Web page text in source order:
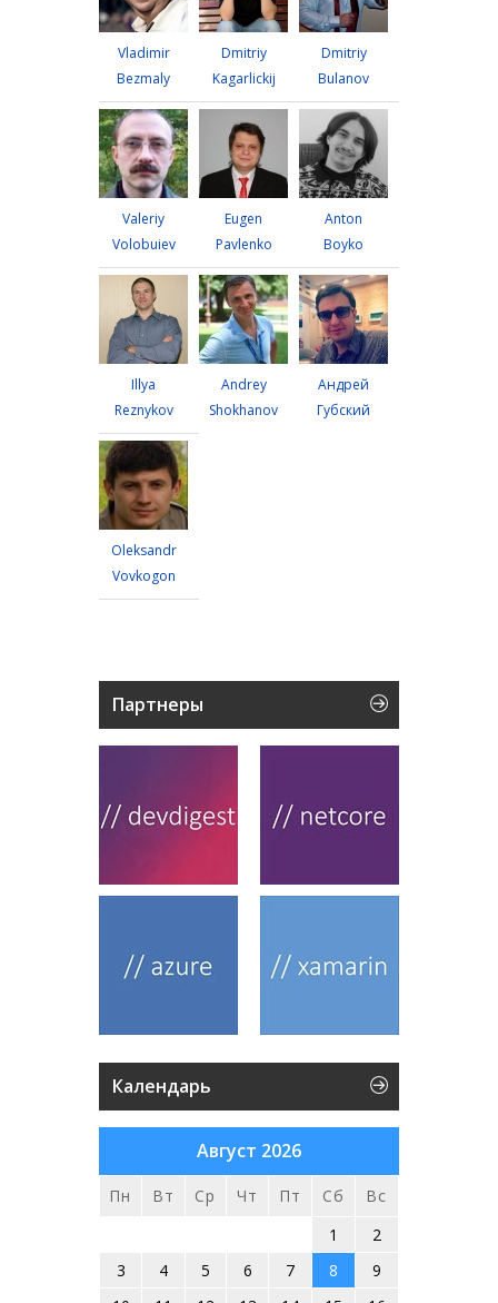
Vladimir
Bezmaly
Dmitriy
Kagarlickij
Dmitriy
Bulanov
Valeriy
Volobuiev
Eugen
Pavlenko
Anton
Boyko
Illya
Reznykov
Andrey
Shokhanov
Андрей
Губский
Oleksandr
Vovkogon
Партнеры
Календарь
Август 2026
Пн Вт Ср Чт Пт Сб
Вс
1
2
3
4 5 6 7 8
9